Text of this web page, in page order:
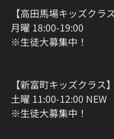
【高田馬場キッズクラス
月曜 18:00-19:00
※生徒大募集中！
【新富町キッズクラス】
土曜 11:00-12:00 NEW
※生徒大募集中！